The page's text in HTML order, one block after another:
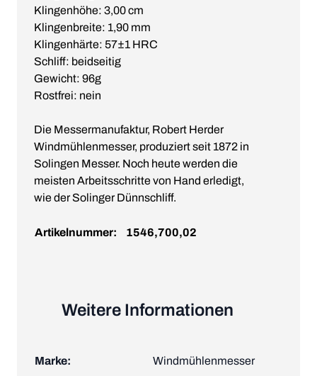
Klingenhöhe: 3,00 cm
Klingenbreite: 1,90 mm
Klingenhärte: 57±1 HRC
Schliff: beidseitig
Gewicht: 96g
Rostfrei: nein
Die Messermanufaktur, Robert Herder
Windmühlenmesser, produziert seit 1872 in
Solingen Messer. Noch heute werden die
meisten Arbeitsschritte von Hand erledigt,
wie der Solinger Dünnschliff.
Artikelnummer: 1546,700,02
Weitere Informationen
Marke: Windmühlenmesser